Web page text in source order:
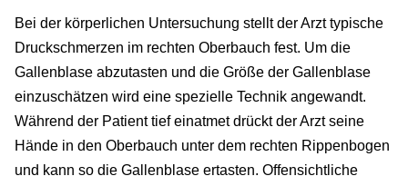
Bei der körperlichen Untersuchung stellt der Arzt typische
Druckschmerzen im rechten Oberbauch fest. Um die
Gallenblase abzutasten und die Größe der Gallenblase
einzuschätzen wird eine spezielle Technik angewandt.
Während der Patient tief einatmet drückt der Arzt seine
Hände in den Oberbauch unter dem rechten Rippenbogen
und kann so die Gallenblase ertasten. Offensichtliche